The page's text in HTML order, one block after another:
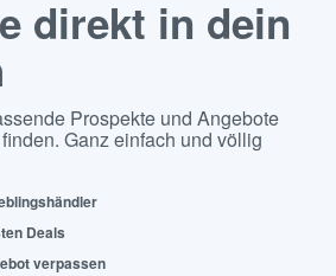
direkt in dein
Prospekte und Angebote
Ganz einfach und völlig
Deals
verpassen